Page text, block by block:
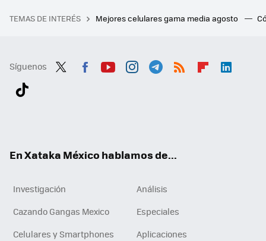
TEMAS DE INTERÉS Mejores celulares gama media agosto
Síguenos
En Xataka México hablamos de...
Investigación
Análisis
Cazando Gangas Mexico
Especiales
Celulares y Smartphones
Aplicaciones